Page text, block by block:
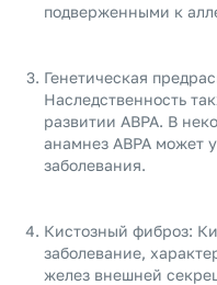
подверженными к
Генетическая
Наследственность
развитии ABPA. В
анамнез ABPA может
заболевания.
Кистозный фиброз:
заболевание,
желез внешней